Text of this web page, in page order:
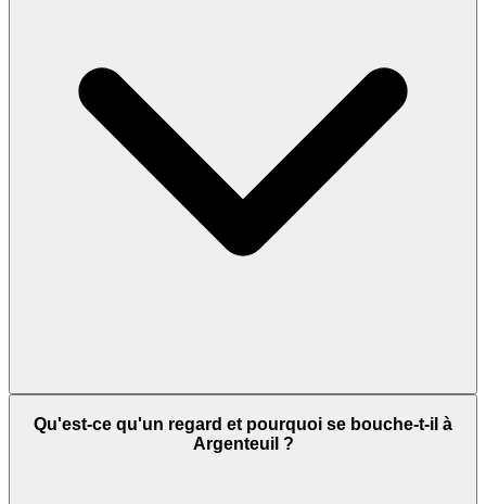
Qu'est-ce qu'un regard et pourquoi se bouche-t-il à
Argenteuil ?